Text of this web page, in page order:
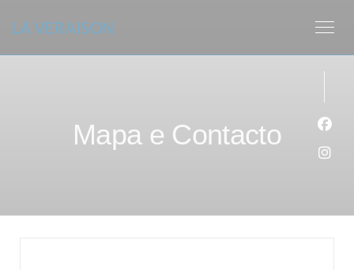
LA VERAISON
Mapa e Contacto